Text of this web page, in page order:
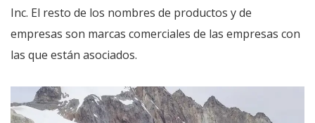
Inc. El resto de los nombres de productos y de
empresas son marcas comerciales de las empresas con
las que están asociados.